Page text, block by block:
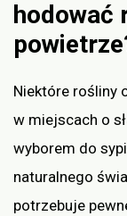
hodować
Niektóre rośliny
w miejscach o
wyborem do
naturalnego
potrzebuje